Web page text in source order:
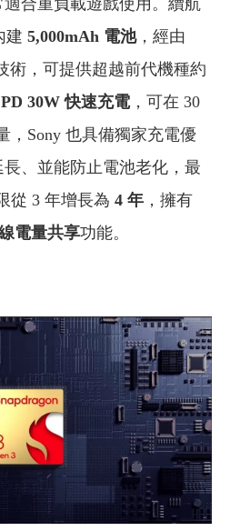
合重負載遊戲使用。續航
建 5,000mAh 電池，經由
術，可提供超越前代機種約
PD 30W 快速充電，可在 30
，Sony 也具備獨家充電優
、並能防止電池老化，最
從 3 年增長為 4 年 ，擁有
電量共享功能。